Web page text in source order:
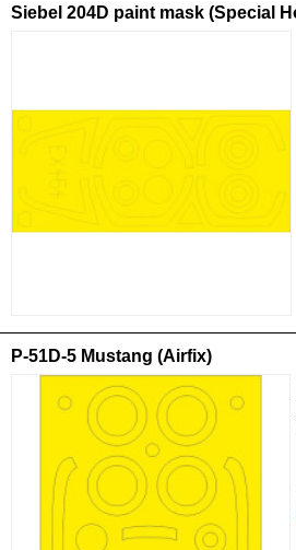
Siebel 204D paint mask (Special
P-51D-5 Mustang (Airfix)